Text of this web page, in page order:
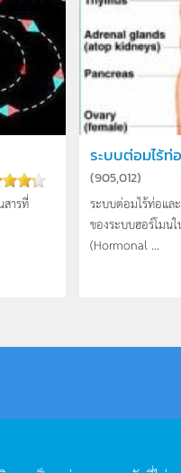
สารที่
ระบบต่อมไร้ท่
(905,012)
ระบบต่อมไร้ท่อแล
ของระบบฮอร์โมน
(Hormonal ...